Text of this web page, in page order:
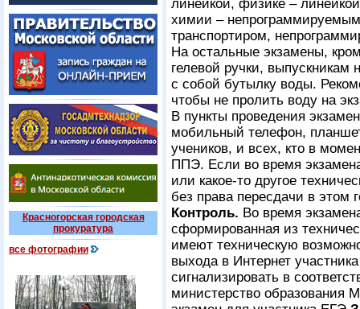
Красногорская городская
прокуратура
все фотографии
линейкой, физике –
химии –
транспортиром,
На остальные экзамены,
гелевой ручки, выпускникам
с собой бутылку воды.
чтобы не пролить воду на
В пункты проведения
мобильный телефон,
учеников, и всех, кто в
ППЭ. Если во время
или какое-то другое
без права пересдачи в этом
Контроль. Во время
сформированная из
имеют техническую
выхода в Интернет
сигнализировать в
министерство образования